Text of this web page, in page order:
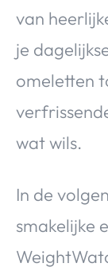
van
je
omeletten
wat wils.
In de
smakelijke